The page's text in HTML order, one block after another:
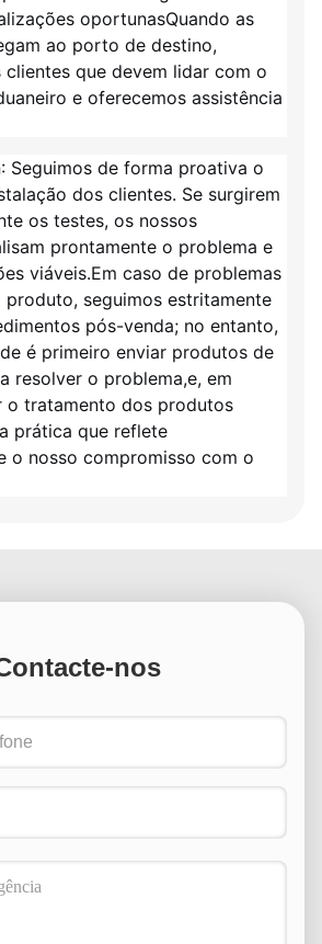
oportunasQuando as
ao porto de destino,
clientes que devem lidar com o
e oferecemos assistência
: Seguimos de forma proativa o
dos clientes. Se surgirem
os testes, os nossos
prontamente o problema e
viáveis.Em caso de problemas
seguimos estritamente
pós-venda; no entanto,
é primeiro enviar produtos de
resolver o problema,e, em
o tratamento dos produtos
prática que reflete
o nosso compromisso com o
nos